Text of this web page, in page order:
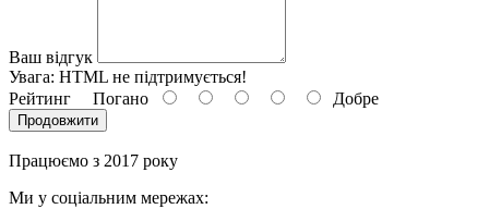
Ваш відгук
Увага: HTML не підтримується!
Рейтинг Погано Добре
Продовжити
Працюємо з 2017 року
Ми у соціальним мережах: